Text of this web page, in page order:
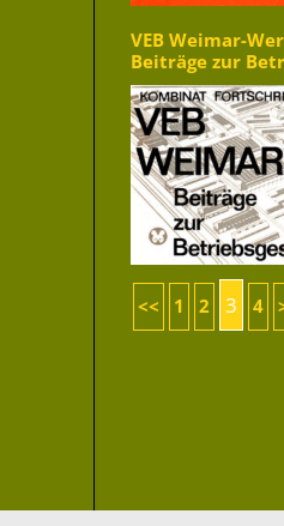
VEB Weimar-
Beiträge zur
<< 1 2 3 4